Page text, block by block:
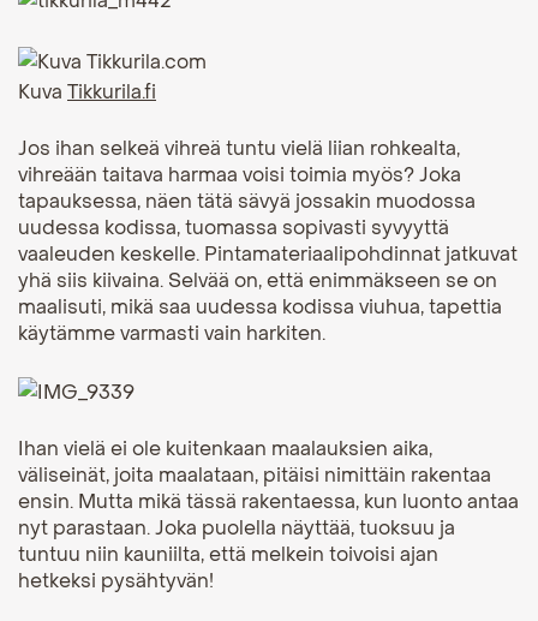
Kuva Tikkurila.fi
Jos ihan selkeä vihreä tuntu vielä liian rohkealta,
vihreään taitava harmaa voisi toimia myös? Joka
tapauksessa, näen tätä sävyä jossakin muodossa
uudessa kodissa, tuomassa sopivasti syvyyttä
vaaleuden keskelle. Pintamateriaalipohdinnat jatkuvat
yhä siis kiivaina. Selvää on, että enimmäkseen se on
maalisuti, mikä saa uudessa kodissa viuhua, tapettia
käytämme varmasti vain harkiten.
Ihan vielä ei ole kuitenkaan maalauksien aika,
väliseinät, joita maalataan, pitäisi nimittäin rakentaa
ensin. Mutta mikä tässä rakentaessa, kun luonto antaa
nyt parastaan. Joka puolella näyttää, tuoksuu ja
tuntuu niin kauniilta, että melkein toivoisi ajan
hetkeksi pysähtyvän!